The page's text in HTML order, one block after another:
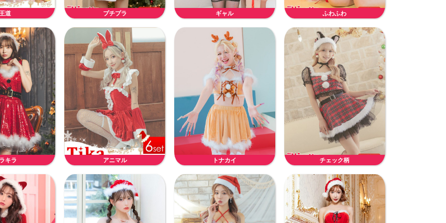
道 プチプラ ギャル ふわふわ
キラ アニマル トナカイ チェック柄